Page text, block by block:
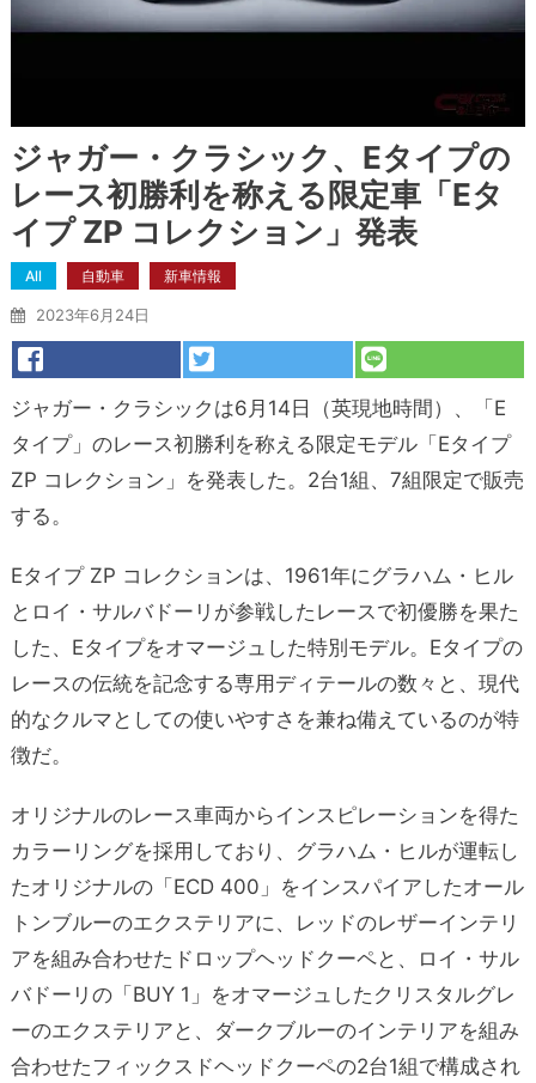
ジャガー・クラシック、Eタイプの
レース初勝利を称える限定車「Eタ
イプ ZP コレクション」発表
All 自動車 新車情報
2023年6月24日
ジャガー・クラシックは6月14日（英現地時間）、「E
タイプ」のレース初勝利を称える限定モデル「Eタイプ
ZP コレクション」を発表した。2台1組、7組限定で販売
する。
Eタイプ ZP コレクションは、1961年にグラハム・ヒル
とロイ・サルバドーリが参戦したレースで初優勝を果た
した、Eタイプをオマージュした特別モデル。Eタイプの
レースの伝統を記念する専用ディテールの数々と、現代
的なクルマとしての使いやすさを兼ね備えているのが特
徴だ。
オリジナルのレース車両からインスピレーションを得た
カラーリングを採用しており、グラハム・ヒルが運転し
たオリジナルの「ECD 400」をインスパイアしたオール
トンブルーのエクステリアに、レッドのレザーインテリ
アを組み合わせたドロップヘッドクーペと、ロイ・サル
バドーリの「BUY 1」をオマージュしたクリスタルグレ
ーのエクステリアと、ダークブルーのインテリアを組み
合わせたフィックスドヘッドクーペの2台1組で構成され